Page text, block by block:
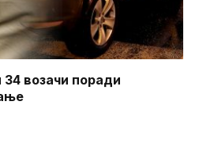
возачи поради